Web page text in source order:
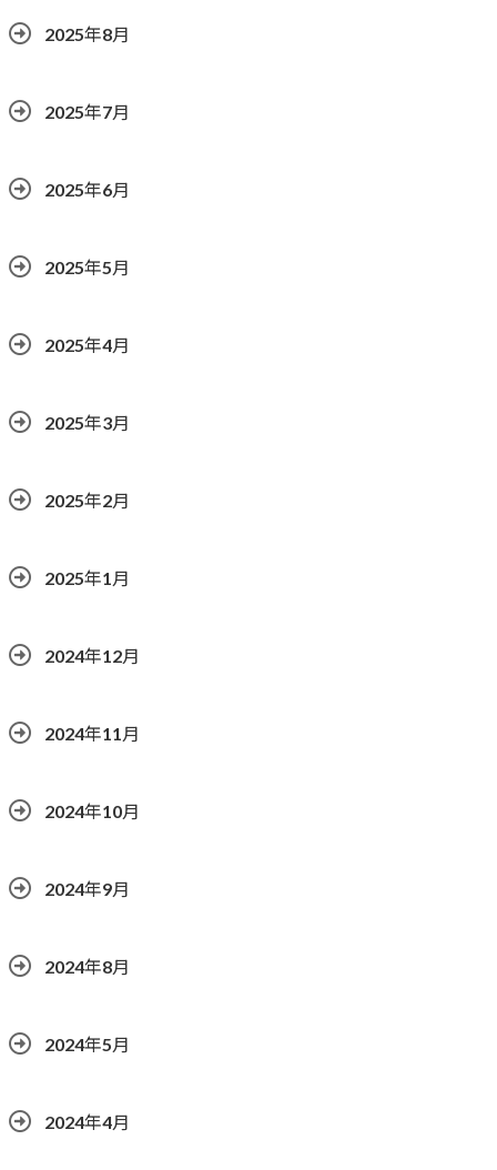
2025年8月
2025年7月
2025年6月
2025年5月
2025年4月
2025年3月
2025年2月
2025年1月
2024年12月
2024年11月
2024年10月
2024年9月
2024年8月
2024年5月
2024年4月